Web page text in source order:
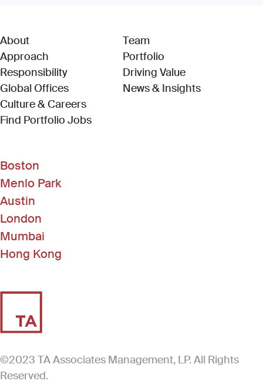
About
Approach
Responsibility
Global Offices
Culture & Careers
Find Portfolio Jobs(Link opens in new window)
Team
Portfolio
Driving Value
News & Insights
Boston
Menlo Park
Austin
London
Mumbai
Hong Kong
©2023 TA Associates Management, LP. All Rights
Reserved.